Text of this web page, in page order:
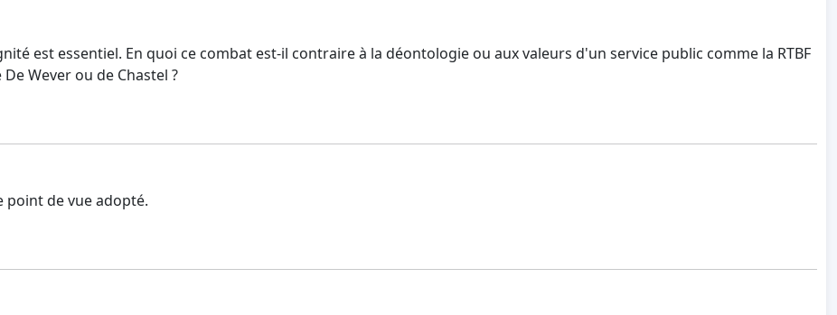
est essentiel. En quoi ce combat est-il contraire à la déontologie ou aux valeurs d'un service public comme la RTBF
Wever ou de Chastel ?
point de vue adopté.